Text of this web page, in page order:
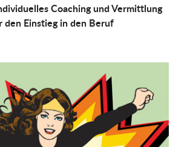
Coaching und Vermittlung
den Einstieg in den Beruf